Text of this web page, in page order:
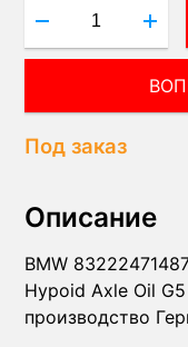
Под заказ
Описание
BMW
Hypoid Axle Oil
производство